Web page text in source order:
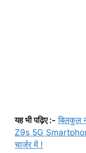
यह भी पढ़िए :- बिलकुल
Z9s 5G
चार्जर में !